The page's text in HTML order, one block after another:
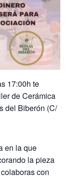
17:00h te
de Cerámica
del Biberón (C/
en la que
la pieza
con